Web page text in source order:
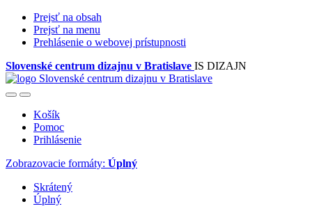
Prejsť na obsah
Prejsť na menu
Prehlásenie o webovej prístupnosti
Slovenské centrum dizajnu v Bratislave IS DIZAJN
Košík
Pomoc
Prihlásenie
Zobrazovacie formáty: Úplný
Skrátený
Úplný